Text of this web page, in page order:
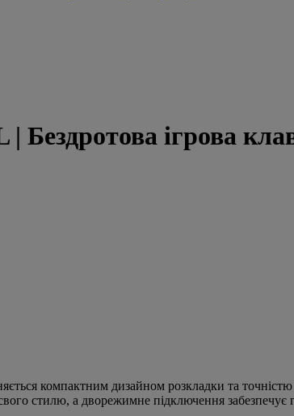
ігрова
компактним дизайном розкладки та
стилю, а дворежимне підключення